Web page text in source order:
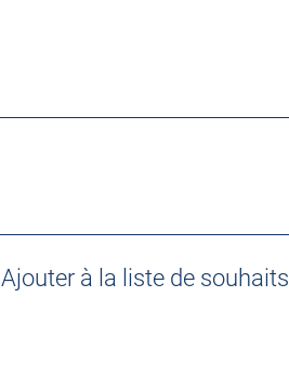
Ajouter à la liste de souhaits